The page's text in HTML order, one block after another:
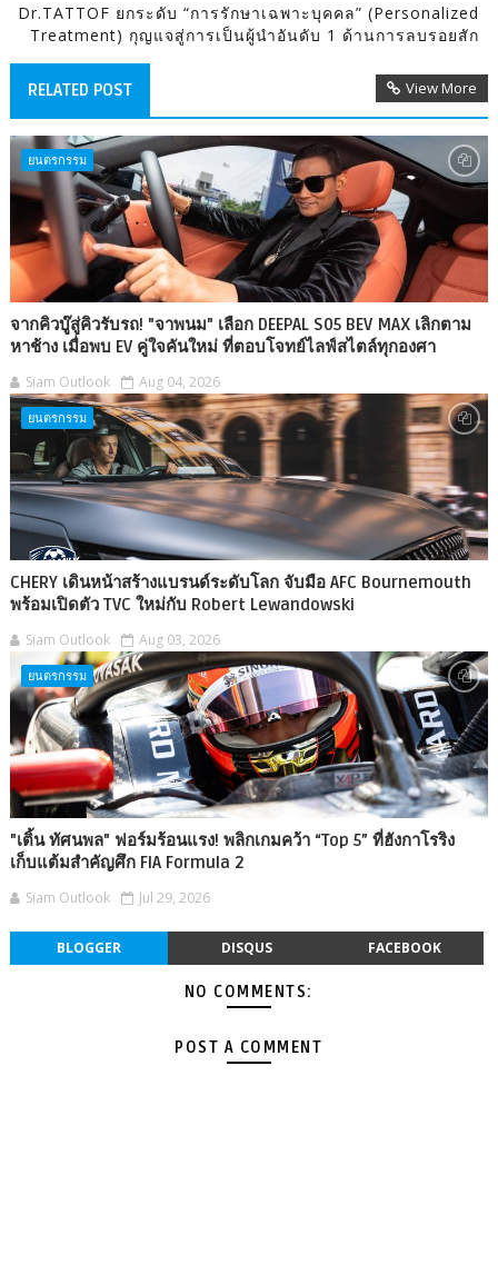
Dr.TATTOF ยกระดับ “การรักษาเฉพาะบุคคล” (Personalized
Treatment) กุญแจสู่การเป็นผู้นำอันดับ 1 ด้านการลบรอยสัก
RELATED POST View More
ยนตรกรรม
จากคิวบู๊สู่คิวรับรถ! "จาพนม" เลือก DEEPAL S05 BEV MAX เลิกตาม
หาช้าง เมื่อพบ EV คู่ใจคันใหม่ ที่ตอบโจทย์ไลฟ์สไตล์ทุกองศา
Siam Outlook Aug 04, 2026
ยนตรกรรม
CHERY เดินหน้าสร้างแบรนด์ระดับโลก จับมือ AFC Bournemouth
พร้อมเปิดตัว TVC ใหม่กับ Robert Lewandowski
Siam Outlook Aug 03, 2026
ยนตรกรรม
"เติ้น ทัศนพล" ฟอร์มร้อนแรง! พลิกเกมคว้า “Top 5” ที่ฮังกาโรริง
เก็บแต้มสำคัญศึก FIA Formula 2
Siam Outlook Jul 29, 2026
BLOGGER DISQUS FACEBOOK
NO COMMENTS:
POST A COMMENT